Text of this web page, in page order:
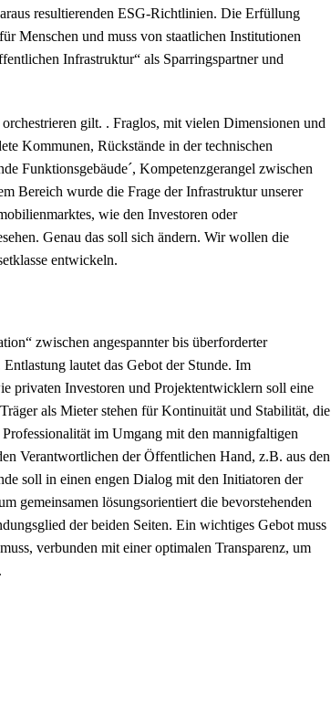
resultierenden ESG-Richtlinien. Die Erfüllung
Menschen und muss von staatlichen Institutionen
Infrastruktur“ als Sparringspartner und
gilt. . Fraglos, mit vielen Dimensionen und
Kommunen, Rückstände in der technischen
Funktionsgebäude´, Kompetenzgerangel zwischen
Bereich wurde die Frage der Infrastruktur unserer
wie den Investoren oder
Genau das soll sich ändern. Wir wollen die
entwickeln.
zwischen angespannter bis überforderter
lautet das Gebot der Stunde. Im
privaten Investoren und Projektentwicklern soll eine
als Mieter stehen für Kontinuität und Stabilität, die
im Umgang mit den mannigfaltigen
Verantwortlichen der Öffentlichen Hand, z.B. aus den
soll in einen engen Dialog mit den Initiatoren der
gemeinsamen lösungsorientiert die bevorstehenden
der beiden Seiten. Ein wichtiges Gebot muss
verbunden mit einer optimalen Transparenz, um